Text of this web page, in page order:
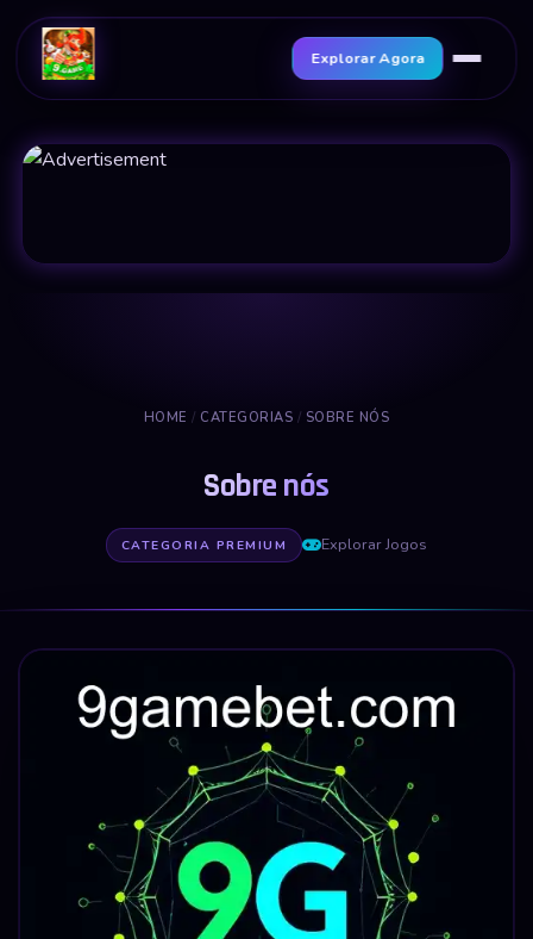
Explorar Agora
HOME / CATEGORIAS / SOBRE NÓS
Sobre nós
CATEGORIA PREMIUM Explorar Jogos